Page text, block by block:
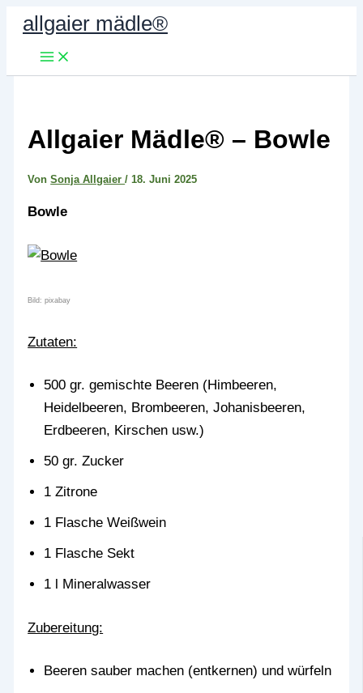
Zum
Inhalt
springen
allgaier mädle®
Allgaier Mädle® – Bowle
VonSonja Allgaier/18. Juni 2025
Bowle
Bild: pixabay
Zutaten:
500 gr. gemischte Beeren (Himbeeren,
Heidelbeeren, Brombeeren, Johanisbeeren,
Erdbeeren, Kirschen usw.)
50 gr. Zucker
1 Zitrone
1 Flasche Weißwein
1 Flasche Sekt
1 l Mineralwasser
Zubereitung:
Beeren sauber machen (entkernen) und würfeln